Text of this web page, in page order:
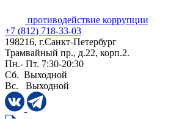
противодействие коррупции
+7 (812) 718-33-03
198216, г.Санкт-Петербург
Трамвайный пр., д.22, корп.2.
Пн.- Пт. 7:30-20:30
Сб. Выходной
Вс. Выходной